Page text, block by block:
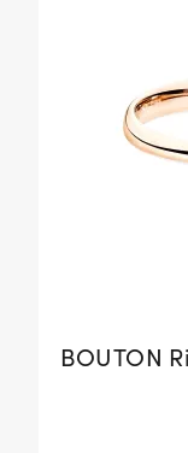
BOUTON